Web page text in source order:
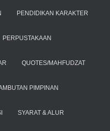
PENDIDIKAN KARAKTER
PERPUSTAKAAN
QUOTES/MAHFUDZAT
PIMPINAN
SYARAT & ALUR